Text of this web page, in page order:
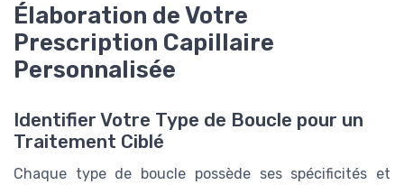
Élaboration de Votre
Prescription Capillaire
Personnalisée
Identifier Votre Type de Boucle pour un
Traitement Ciblé
Chaque type de boucle possède ses spécificités et